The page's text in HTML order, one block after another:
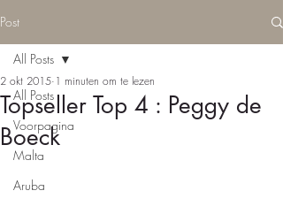
Post
All Posts
Voorpagina
Malta
Aruba
All Posts
Topseller Top 4 : Peggy de
Boeck
2 okt 2015 1 minuten om te lezen